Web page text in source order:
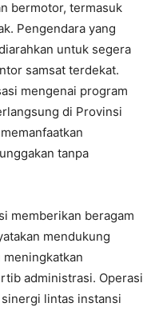
bermotor, termasuk
Pengendara yang
untuk segera
samsat terdekat.
mengenai program
di Provinsi
tanpa
memberikan beragam
mendukung
administrasi. Operasi
lintas instansi